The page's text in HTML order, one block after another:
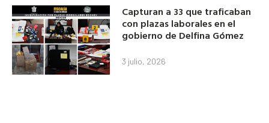
Capturan a 33 que traficaban
con plazas laborales en el
gobierno de Delfina Gómez
3 julio, 2026